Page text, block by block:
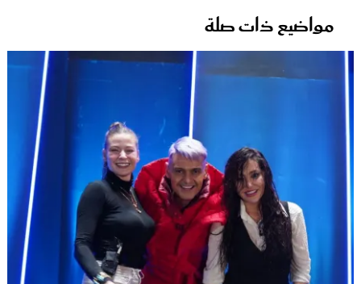
مواضيع ذات صلة